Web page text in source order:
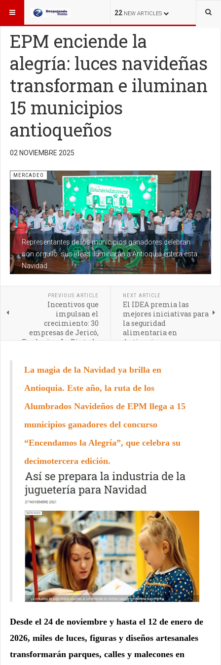
22 NEW ARTICLES
ESTÁ AQUÍ: MERCADEO
EPM enciende la
alegría: luces navideñas
transforman e iluminan
15 municipios
antioqueños
02 NOVIEMBRE 2025
Representantes de los municipios ganadores celebran
con orgullo: sus ideas iluminarán a Antioquia entera esta
Navidad
MERCADEO
PREVIOUS ARTICLE
Incentivos que
impulsan el
crecimiento: 30
empresas de Jericó,
Fredonia y La Pintada
NEXT ARTICLE
El IDEA premia las
mejores iniciativas para
la seguridad
alimentaria en
Antioquia
La magia de la Navidad ya brilla en
Antioquia. Este año, la ruta de los
Alumbrados Navideños de EPM llega a 15
municipios ganadores del concurso
“Encendamos la Alegría”, que celebra su
decimotercera edición.
Desde el 24 de noviembre y hasta el 12 de enero de
2026, miles de luces, figuras y diseños artesanales
transformarán parques, calles y malecones en